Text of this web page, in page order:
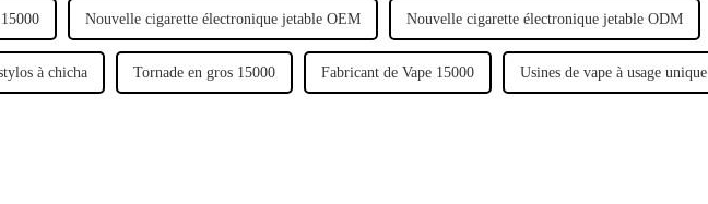
Nouvelle cigarette électronique jetable OEM Nouvelle cigarette électronique jetable ODM
à chicha Tornade en gros 15000 Fabricant de Vape 15000 Usines de vape à usage unique